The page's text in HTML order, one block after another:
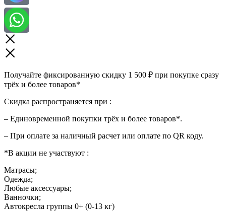
Получайте фиксированную скидку 1 500 ₽ при покупке сразу
трёх и более товаров*
Скидка распространяется при :
– Единовременной покупки трёх и более товаров*.
– При оплате за наличный расчет или оплате по QR коду.
*В акции не участвуют :
Матрасы;
Одежда;
Любые аксессуары;
Ванночки;
Автокресла группы 0+ (0-13 кг)